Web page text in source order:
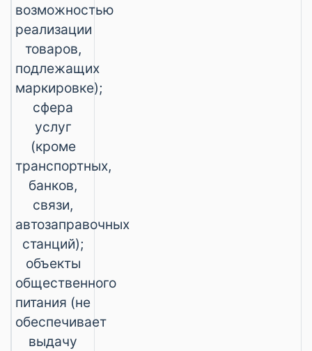
возможностью
реализации
товаров,
подлежащих
маркировке);
сфера
услуг
(кроме
транспортных,
банков,
связи,
автозаправочных
станций);
объекты
общественного
питания (не
обеспечивает
выдачу